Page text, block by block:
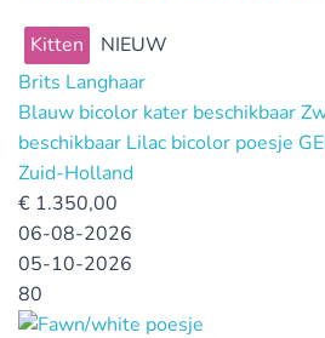
Kitten
NIEUW
Brits Langhaar
Blauw bicolor kater beschikbaar
beschikbaar Lilac bicolor poesje
Zuid-Holland
€ 1.350,00
06-08-2026
05-10-2026
80